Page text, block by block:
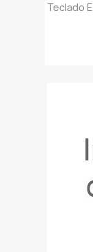
Teclado